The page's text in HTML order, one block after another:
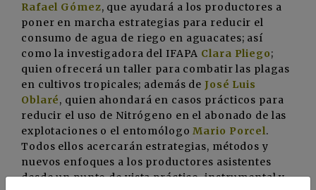
Rafael Gómez, que ayudará a los productores a
poner en marcha estrategias para reducir el
consumo de agua de riego en aguacates; así
como la investigadora del IFAPA Clara Pliego;
quien ofrecerá un taller para combatir las plagas
en cultivos tropicales; además de José Luis
Oblaré, quien ahondará en casos prácticos para
reducir el uso de Nitrógeno en el abonado de las
explotaciones o el entomólogoMario Porcel.
Todos ellos acercarán estrategias, métodos y
nuevos enfoques a los productores asistentes
desde un punto de vista práctico, instrumental y